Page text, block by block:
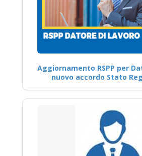
Aggiornamento RSPP per
nuovo accordo Stato